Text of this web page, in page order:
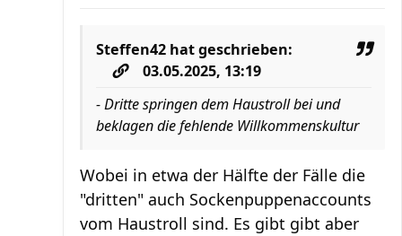
Steffen42 hat geschrieben:
03.05.2025, 13:19
- Dritte springen dem Haustroll bei und
beklagen die fehlende Willkommenskultur
Wobei in etwa der Hälfte der Fälle die
"dritten" auch Sockenpuppenaccounts
vom Haustroll sind. Es gibt gibt aber